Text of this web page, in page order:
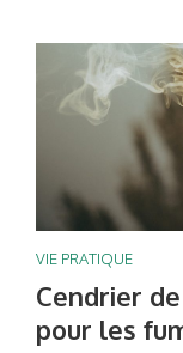
VIE PRATIQUE
Cendrier
pour les